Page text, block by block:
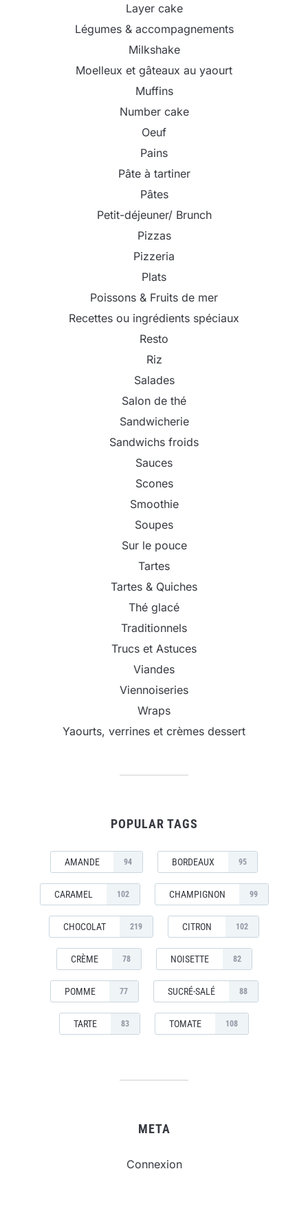
Layer cake
Légumes & accompagnements
Milkshake
Moelleux et gâteaux au yaourt
Muffins
Number cake
Oeuf
Pains
Pâte à tartiner
Pâtes
Petit-déjeuner/ Brunch
Pizzas
Pizzeria
Plats
Poissons & Fruits de mer
Recettes ou ingrédients spéciaux
Resto
Riz
Salades
Salon de thé
Sandwicherie
Sandwichs froids
Sauces
Scones
Smoothie
Soupes
Sur le pouce
Tartes
Tartes & Quiches
Thé glacé
Traditionnels
Trucs et Astuces
Viandes
Viennoiseries
Wraps
Yaourts, verrines et crèmes dessert
POPULAR TAGS
AMANDE 94 BORDEAUX 95
CARAMEL 102 CHAMPIGNON 99
CHOCOLAT 219 CITRON 102
CRÈME 78 NOISETTE 82
POMME 77 SUCRÉ-SALÉ 88
TARTE 83 TOMATE 108
META
Connexion